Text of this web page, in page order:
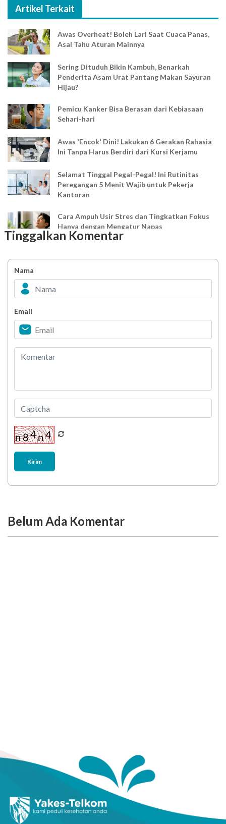
Artikel Terkait
Awas Overheat! Boleh Lari Saat Cuaca Panas,
Asal Tahu Aturan Mainnya
Sering Dituduh Bikin Kambuh, Benarkah
Penderita Asam Urat Pantang Makan Sayuran
Hijau?
Pemicu Kanker Bisa Berasan dari Kebiasaan
Sehari-hari
Awas 'Encok' Dini! Lakukan 6 Gerakan Rahasia
Ini Tanpa Harus Berdiri dari Kursi Kerjamu
Selamat Tinggal Pegal-Pegal! Ini Rutinitas
Peregangan 5 Menit Wajib untuk Pekerja
Kantoran
Cara Ampuh Usir Stres dan Tingkatkan Fokus
Hanya dengan Mengatur Napas
Bahagia dalam Tubuh
Minuman Manis, Teman atau Ancaman?
Berani Selesaikan Challenge 6.000 Langkah?
Tinggalkan Komentar
Nama
Email
Kirim
Belum Ada Komentar